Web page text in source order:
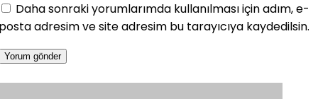
Daha sonraki yorumlarımda kullanılması için adım, e-
adresim ve site adresim bu tarayıcıya kaydedilsin.